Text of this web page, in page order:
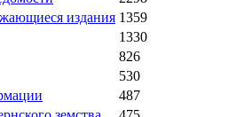
издания 1359
1330
826
530
487